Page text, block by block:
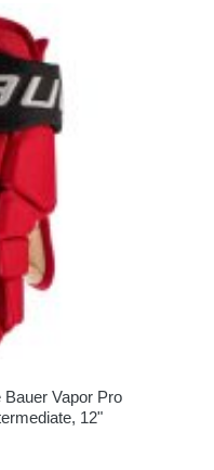
Vapor Pro
12"